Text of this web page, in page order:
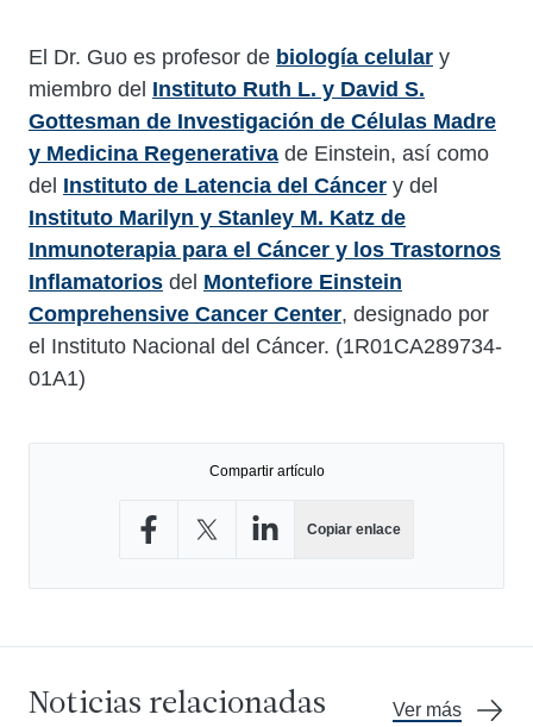
El Dr. Guo es profesor de biología celular y
miembro del Instituto Ruth L. y David S.
Gottesman de Investigación de Células Madre
y Medicina Regenerativa de Einstein, así como
del Instituto de Latencia del Cáncer y del
Instituto Marilyn y Stanley M. Katz de
Inmunoterapia para el Cáncer y los Trastornos
Inflamatorios del Montefiore Einstein
Comprehensive Cancer Center, designado por
el Instituto Nacional del Cáncer. (1R01CA289734-
01A1)
Compartir artículo
Copiar enlace
Noticias relacionadas Ver más